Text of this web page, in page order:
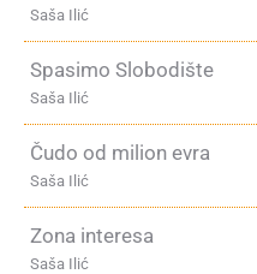
Saša Ilić
Spasimo Slobodište
Saša Ilić
Čudo od milion evra
Saša Ilić
Zona interesa
Saša Ilić